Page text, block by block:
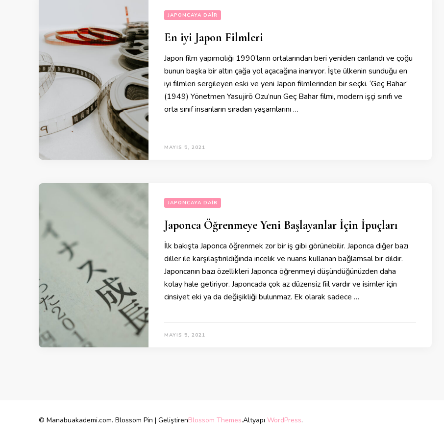
JAPONCAYA DAIR
En iyi Japon Filmleri
Japon film yapımcılığı 1990’ların ortalarından beri yeniden canlandı ve çoğu
bunun başka bir altın çağa yol açacağına inanıyor. İşte ülkenin sunduğu en
iyi filmleri sergileyen eski ve yeni Japon filmlerinden bir seçki. ‘Geç Bahar’
(1949) Yönetmen Yasujirō Ozu’nun Geç Bahar filmi, modern işçi sınıfı ve
orta sınıf insanların sıradan yaşamlarını …
MAYIS 5, 2021
JAPONCAYA DAIR
Japonca Öğrenmeye Yeni Başlayanlar İçin İpuçları
İlk bakışta Japonca öğrenmek zor bir iş gibi görünebilir. Japonca diğer bazı
diller ile karşılaştırıldığında incelik ve nüans kullanan bağlamsal bir dildir.
Japoncanın bazı özellikleri Japonca öğrenmeyi düşündüğünüzden daha
kolay hale getiriyor. Japoncada çok az düzensiz fiil vardır ve isimler için
cinsiyet eki ya da değişikliği bulunmaz. Ek olarak sadece …
MAYIS 5, 2021
© Manabuakademi.com. Blossom Pin | GeliştirenBlossom Themes.Altyapı WordPress.